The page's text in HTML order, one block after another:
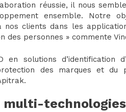
réussie, il nous
ensemble. Notre
nos clients dans les
des personnes » commente
en solutions d’identification
des marques et
multi-technologies